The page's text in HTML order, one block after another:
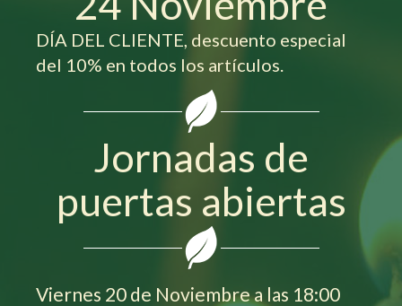
DÍA DEL CLIENTE, descuento especial
del 10% en todos los artículos.
Jornadas de
puertas abiertas
Viernes 20 de Noviembre a las 18:00